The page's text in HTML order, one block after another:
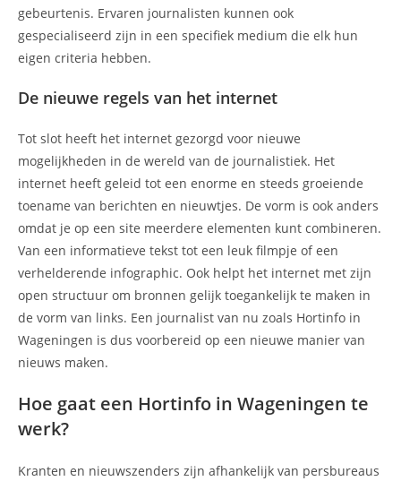
gebeurtenis. Ervaren journalisten kunnen ook
gespecialiseerd zijn in een specifiek medium die elk hun
eigen criteria hebben.
De nieuwe regels van het internet
Tot slot heeft het internet gezorgd voor nieuwe
mogelijkheden in de wereld van de journalistiek. Het
internet heeft geleid tot een enorme en steeds groeiende
toename van berichten en nieuwtjes. De vorm is ook anders
omdat je op een site meerdere elementen kunt combineren.
Van een informatieve tekst tot een leuk filmpje of een
verhelderende infographic. Ook helpt het internet met zijn
open structuur om bronnen gelijk toegankelijk te maken in
de vorm van links. Een journalist van nu zoals Hortinfo in
Wageningen is dus voorbereid op een nieuwe manier van
nieuws maken.
Hoe gaat een Hortinfo in Wageningen te
werk?
Kranten en nieuwszenders zijn afhankelijk van persbureaus